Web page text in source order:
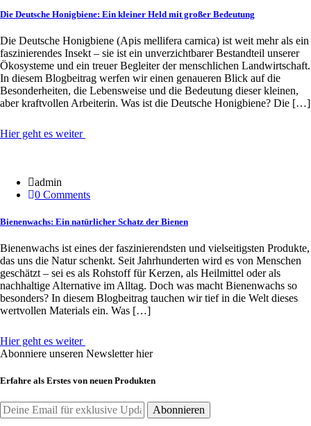
Die Deutsche Honigbiene: Ein kleiner Held mit großer Bedeutung
Die Deutsche Honigbiene (Apis mellifera carnica) ist weit mehr als ein
faszinierendes Insekt – sie ist ein unverzichtbarer Bestandteil unserer
Ökosysteme und ein treuer Begleiter der menschlichen Landwirtschaft.
In diesem Blogbeitrag werfen wir einen genaueren Blick auf die
Besonderheiten, die Lebensweise und die Bedeutung dieser kleinen,
aber kraftvollen Arbeiterin. Was ist die Deutsche Honigbiene? Die […]
Hier geht es weiter
admin
0 Comments
Bienenwachs: Ein natürlicher Schatz der Bienen
Bienenwachs ist eines der faszinierendsten und vielseitigsten Produkte,
das uns die Natur schenkt. Seit Jahrhunderten wird es von Menschen
geschätzt – sei es als Rohstoff für Kerzen, als Heilmittel oder als
nachhaltige Alternative im Alltag. Doch was macht Bienenwachs so
besonders? In diesem Blogbeitrag tauchen wir tief in die Welt dieses
wertvollen Materials ein. Was […]
Hier geht es weiter
Abonniere unseren Newsletter hier
Erfahre als Erstes von neuen Produkten